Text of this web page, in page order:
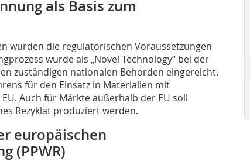
als Basis zum
wurden die regulatorischen Voraussetzungen
wurde als „Novel Technology“ bei der
zuständigen nationalen Behörden eingereicht.
für den Einsatz in Materialien mit
Auch für Märkte außerhalb der EU soll
Rezyklat produziert werden.
europäischen
(PPWR)